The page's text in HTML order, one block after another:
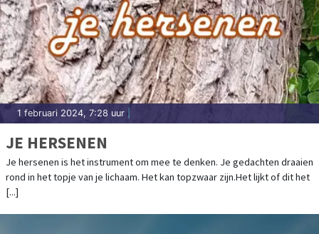
1 februari 2024, 7:28 uur
JE HERSENEN
Je hersenen is het instrument om mee te denken. Je gedachten draaien
rond in het topje van je lichaam. Het kan topzwaar zijn.Het lijkt of dit het
[...]